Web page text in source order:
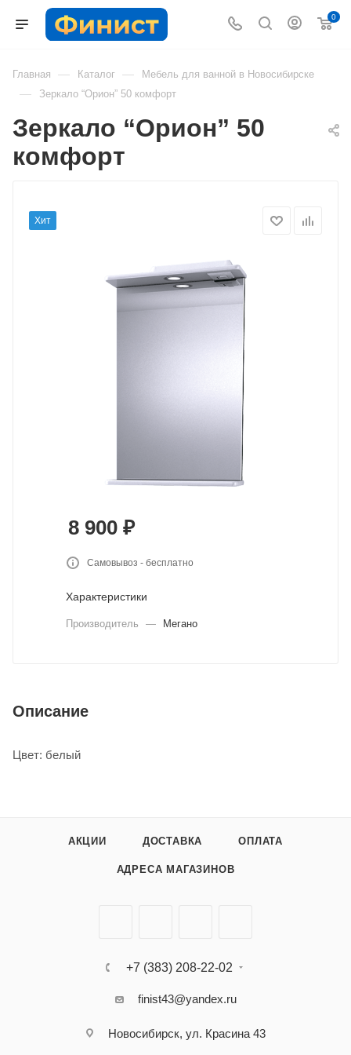
0
Главная — Каталог — Мебель для ванной в Новосибирске
— Зеркало “Орион” 50 комфорт
Зеркало “Орион” 50
комфорт
Хит
8 900 ₽
Самовывоз - бесплатно
Характеристики
Производитель — Мегано
Описание
Цвет: белый
АКЦИИ ДОСТАВКА ОПЛАТА
АДРЕСА МАГАЗИНОВ
+7 (383) 208-22-02
finist43@yandex.ru
Новосибирск, ул. Красина 43